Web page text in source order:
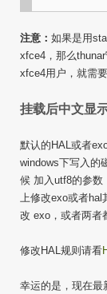
注意： 如果是用
xfce4，那么
xfce4用户，就需
挂载后中文显
默认的HAL或者
windows下写入的
候 加入utf8的参数
上修改exo或者hal
改 exo，或者两者
修改HAL规则请看
幸运的是，现在最